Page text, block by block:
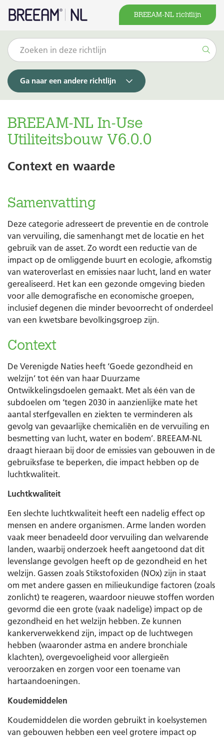
BREEAM-NL richtlijn
Ga naar een andere richtlijn
BREEAM-NL In-Use
Utiliteitsbouw V6.0.0
Context en waarde
Samenvatting
Deze categorie adresseert de preventie en de controle
van vervuiling, die samenhangt met de locatie en het
gebruik van de asset. Zo wordt een reductie van de
impact op de omliggende buurt en ecologie, afkomstig
van wateroverlast en emissies naar lucht, land en water
gerealiseerd. Het kan een gezonde omgeving bieden
voor alle demografische en economische groepen,
inclusief degenen die minder bevoorrecht of onderdeel
van een kwetsbare bevolkingsgroep zijn.
Context
De Verenigde Naties heeft ‘Goede gezondheid en
welzijn’ tot één van haar Duurzame
Ontwikkelingsdoelen gemaakt. Met als één van de
subdoelen om ‘tegen 2030 in aanzienlijke mate het
aantal sterfgevallen en ziekten te verminderen als
gevolg van gevaarlijke chemicaliën en de vervuiling en
besmetting van lucht, water en bodem’. BREEAM-NL
draagt hieraan bij door de emissies van gebouwen in de
gebruiksfase te beperken, die impact hebben op de
luchtkwaliteit.
Luchtkwaliteit
Een slechte luchtkwaliteit heeft een nadelig effect op
mensen en andere organismen. Arme landen worden
vaak meer benadeeld door vervuiling dan welvarende
landen, waarbij onderzoek heeft aangetoond dat dit
levenslange gevolgen heeft op de gezondheid en het
welzijn. Gassen zoals Stikstofoxiden (NOx) zijn in staat
om met andere gassen en milieukundige factoren (zoals
zonlicht) te reageren, waardoor nieuwe stoffen worden
gevormd die een grote (vaak nadelige) impact op de
gezondheid en het welzijn hebben. Ze kunnen
kankerverwekkend zijn, impact op de luchtwegen
hebben (waaronder astma en andere bronchiale
klachten), overgevoeligheid voor allergieën
veroorzaken en zorgen voor een toename van
hartaandoeningen.
Koudemiddelen
Koudemiddelen die worden gebruikt in koelsystemen
van gebouwen hebben een veel grotere impact op